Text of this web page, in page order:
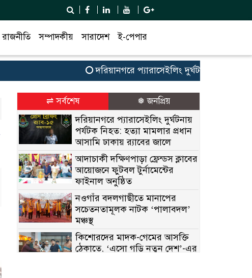
রাজনীতি সম্পাদকীয় সারাদেশ ই-পেপার
দরিয়ানগরে প্যারাসেইলিং দুর্ঘটনায় পর্যটক
⇌ সর্বশেষ ❅ জনপ্রিয়
দরিয়ানগরে প্যারাসেইলিং দুর্ঘটনায়
পর্যটক নিহত: হত্যা মামলার প্রধান
আসামি ঢাকায় র‌্যাবের জালে
আদাচাকী দক্ষিণপাড়া ফ্রেন্ডস ক্লাবের
আয়োজনে ফুটবল টুর্নামেন্টের
ফাইনাল অনুষ্ঠিত
নওগাঁর বদলগাছীতে মানাপের
সচেতনতামূলক নাটক ‘পালাবদল’
মঞ্চস্থ
কিশোরদের মাদক-গেমের আসক্তি
ঠেকাতে, ‘এসো গড়ি নতুন দেশ’-এর